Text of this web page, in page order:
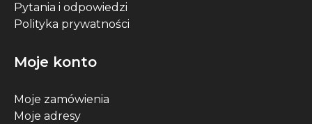
Pytania i odpowiedzi
Polityka prywatności
Moje konto
Moje zamówienia
Moje adresy